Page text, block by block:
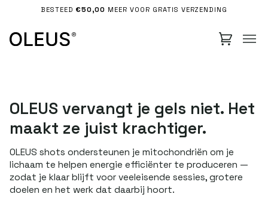
BESTEED €50,00 MEER VOOR GRATIS VERZENDING
Rekening
OLEUS vervangt je gels niet. Het
maakt ze juist krachtiger.
OLEUS shots ondersteunen je mitochondriën om je
lichaam te helpen energie efficiënter te produceren —
zodat je klaar blijft voor veeleisende sessies, grotere
doelen en het werk dat daarbij hoort.
×
Stay in the loop